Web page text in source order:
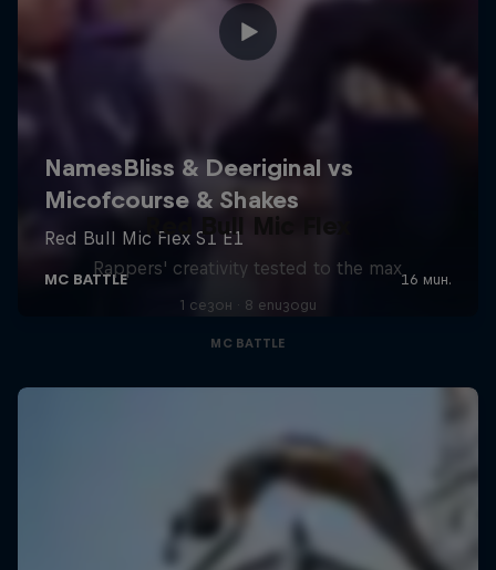
Red Bull Mic Flex
Rappers' creativity tested to the max
1 сезон · 8 епизоди
MC BATTLE